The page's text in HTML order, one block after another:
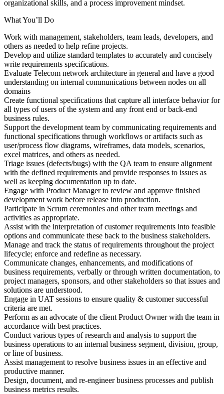
organizational skills, and a process improvement mindset.
What You’ll Do
Work with management, stakeholders, team leads, developers, and
others as needed to help refine projects.
Develop and utilize standard templates to accurately and concisely
write requirements specifications.
Evaluate Telecom network architecture in general and have a good
understanding on internal communications between nodes on all
domains
Create functional specifications that capture all interface behavior for
all types of users of the system and any front end or back-end
business rules.
Support the development team by communicating requirements and
functional specifications through workflows or artifacts such as
user/process flow diagrams, wireframes, data models, scenarios,
excel matrices, and others as needed.
Triage issues (defects/bugs) with the QA team to ensure alignment
with the defined requirements and provide responses to issues as
well as keeping documentation up to date.
Engage with Product Manager to review and approve finished
development work before release into production.
Participate in Scrum ceremonies and other team meetings and
activities as appropriate.
Assist with the interpretation of customer requirements into feasible
options and communicate these back to the business stakeholders.
Manage and track the status of requirements throughout the project
lifecycle; enforce and redefine as necessary.
Communicate changes, enhancements, and modifications of
business requirements, verbally or through written documentation, to
project managers, sponsors, and other stakeholders so that issues and
solutions are understood.
Engage in UAT sessions to ensure quality & customer successful
criteria are met.
Perform as an advocate of the client Product Owner with the team in
accordance with best practices.
Conduct various types of research and analysis to support the
business operations to an internal business segment, division, group,
or line of business.
Assist management to resolve business issues in an effective and
productive manner.
Design, document, and re-engineer business processes and publish
business metrics results.